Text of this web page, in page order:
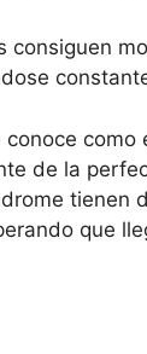
consiguen
conoce
de la
tienen
que